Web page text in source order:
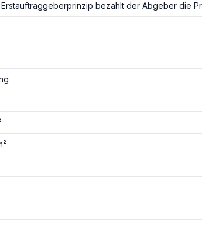
Erstauftraggeberprinzip bezahlt der Abgeber die